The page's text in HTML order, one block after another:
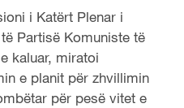
i Katërt Plenar i
Partisë Komuniste të
kaluar, miratoi
e planit për zhvillimin
për pesë vitet e